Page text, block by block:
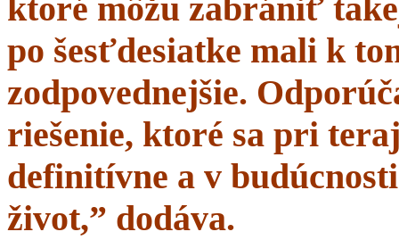
ktoré môžu zabrániť
po šesťdesiatke mali k
zodpovednejšie.
riešenie, ktoré sa pri
definitívne a v
život,” dodáva.